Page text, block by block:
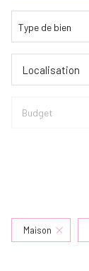
Type de bien
Localisation
Budget
Maison